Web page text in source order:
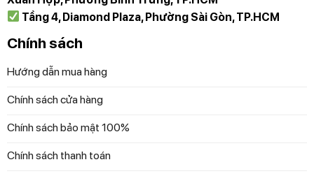
Để đặt mua sản phẩm, Quý khách đặt hàng qua
website hoặc liên hệ:
nghiệm và nhân viên hỗ trợ thông tin tốt nhất.
Diệp Anh – Hàng Đức
những sản phẩm gia dụng chính hãng, độc quyền
Tầng 4, Diamond Plaza, Phường Sài Gòn, TP.HCM
Chính sách
Hướng dẫn mua hàng
Chính sách cửa hàng
Chính sách bảo mật 100%
Chính sách thanh toán